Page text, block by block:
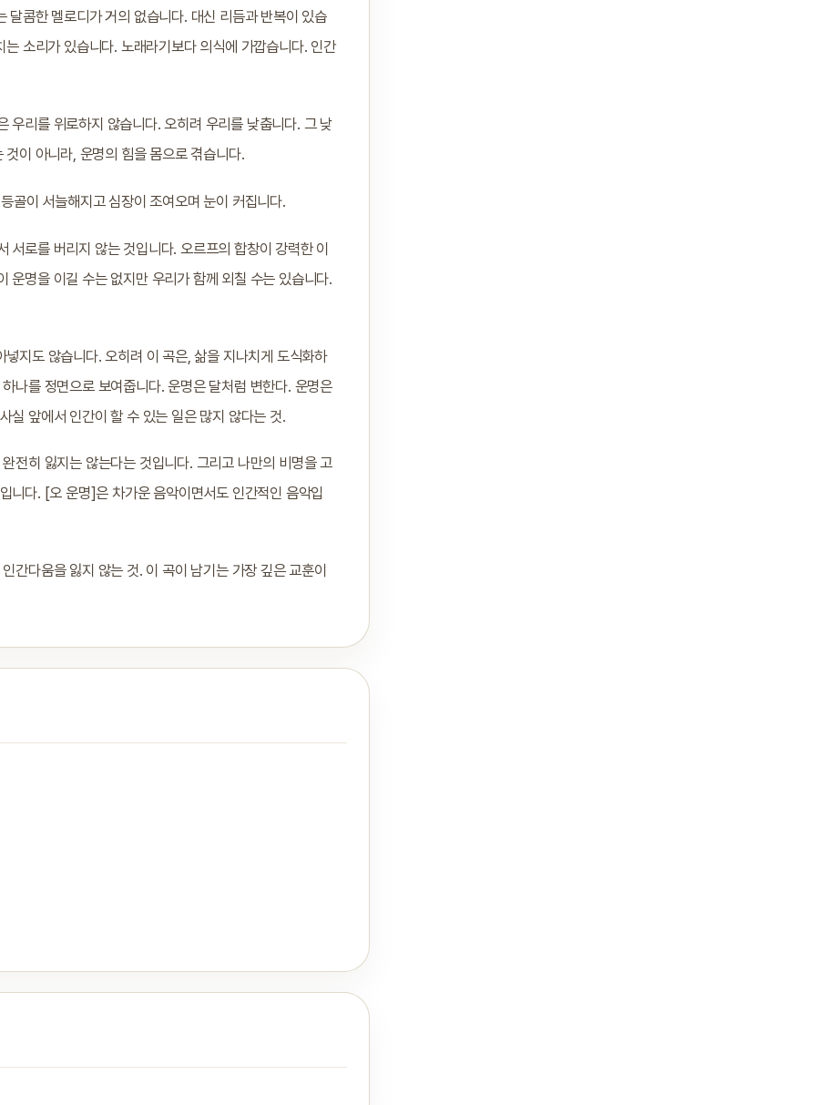
콤한 멜로디가 거의 없습니다. 대신 리듬과 반복이 있습
소리가 있습니다. 노래라기보다 의식에 가깝습니다. 인간
우리를 위로하지 않습니다. 오히려 우리를 낮춥니다. 그 낮
이 아니라, 운명의 힘을 몸으로 겪습니다.
골이 서늘해지고 심장이 조여오며 눈이 커집니다.
서로를 버리지 않는 것입니다. 오르프의 합창이 강력한 이
운명을 이길 수는 없지만 우리가 함께 외칠 수는 있습니다.
지도 않습니다. 오히려 이 곡은, 삶을 지나치게 도식화하
나를 정면으로 보여줍니다. 운명은 달처럼 변한다. 운명은
실 앞에서 인간이 할 수 있는 일은 많지 않다는 것.
전히 잃지는 않는다는 것입니다. 그리고 나만의 비명을 고
니다. [오 운명]은 차가운 음악이면서도 인간적인 음악입
간다움을 잃지 않는 것. 이 곡이 남기는 가장 깊은 교훈이